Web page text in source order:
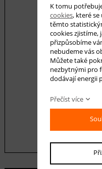
Váš dotaz
Souhlasím se
K tomu
cookies, které
těmto
cookies zjistíme,
přizpůsobíme
nebudeme vás
Můžete také
nezbytnými pro
dodávají energii
Přečíst více